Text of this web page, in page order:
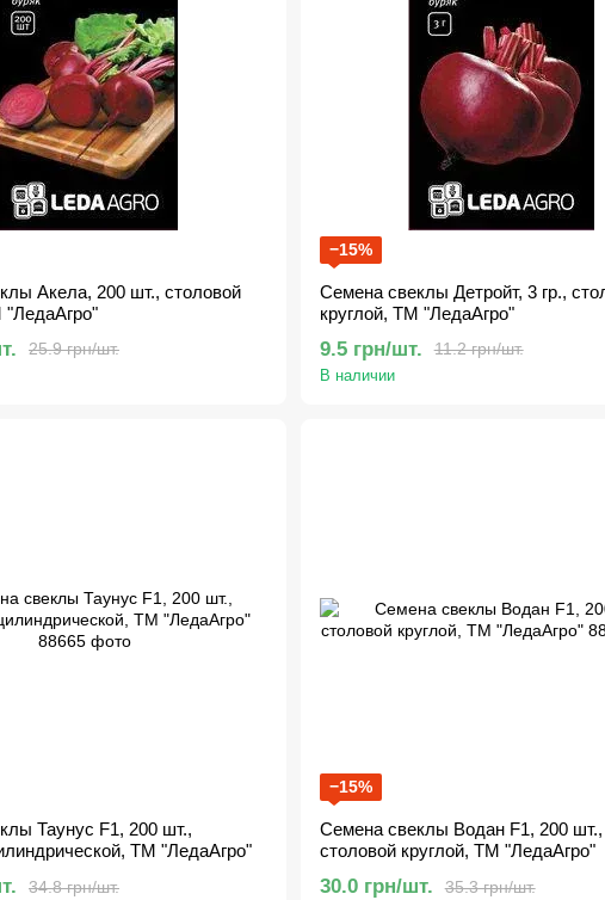
Акела, 200 шт., столовой
"ЛедаАгро"
25.9 грн/шт.
−15%
Семена свеклы Детройт, 3 гр.,
круглой, ТМ "ЛедаАгро"
11.2 грн/шт.
9.5 грн/шт.
В наличии
Таунус F1, 200 шт.,
ТМ "ЛедаАгро"
34.8 грн/шт.
−15%
Семена свеклы Водан F1, 200 шт.,
столовой круглой, ТМ "ЛедаАгро"
35.3 грн/шт.
30.0 грн/шт.